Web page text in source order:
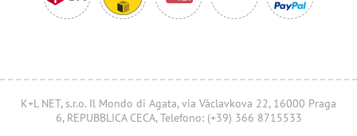
K+L NET, s.r.o. Il Mondo di Agata, via Václavkova 22, 16000 Praga
6, REPUBBLICA CECA, Telefono: (+39) 366 8715533